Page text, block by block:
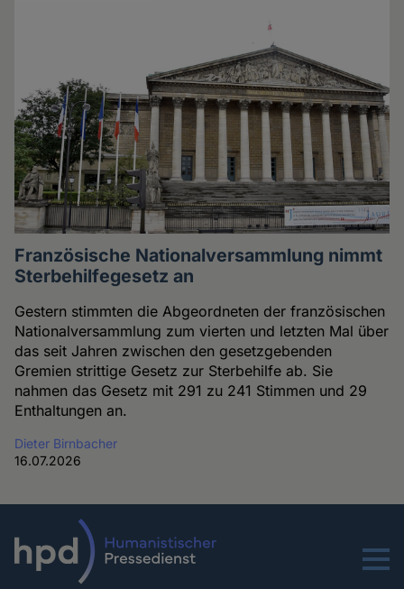
Französische Nationalversammlung nimmt
Sterbehilfegesetz an
Gestern stimmten die Abgeordneten der französischen
Nationalversammlung zum vierten und letzten Mal über
das seit Jahren zwischen den gesetzgebenden
Gremien strittige Gesetz zur Sterbehilfe ab. Sie
nahmen das Gesetz mit 291 zu 241 Stimmen und 29
Enthaltungen an.
Dieter Birnbacher
16.07.2026
Menu